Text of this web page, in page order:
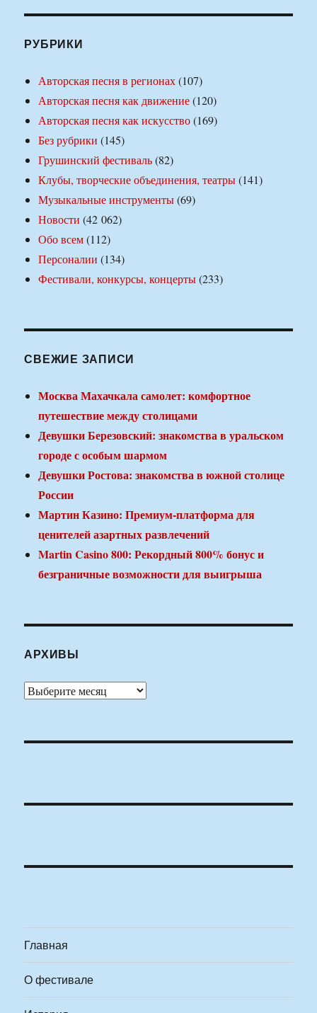
РУБРИКИ
Авторская песня в регионах(107)
Авторская песня как движение(120)
Авторская песня как искусство(169)
Без рубрики (145)
Грушинский фестиваль(82)
Клубы, творческие объединения, театры(141)
Музыкальные инструменты(69)
Новости (42 062)
Обо всем(112)
Персоналии (134)
Фестивали, конкурсы, концерты(233)
СВЕЖИЕ ЗАПИСИ
Москва Махачкала самолет: комфортное
путешествие между столицами
Девушки Березовский: знакомства в уральском
городе с особым шармом
Девушки Ростова: знакомства в южной столице
России
Мартин Казино: Премиум-платформа для
ценителей азартных развлечений
Martin Casino 800: Рекордный 800% бонус и
безграничные возможности для выигрыша
АРХИВЫ
Архивы
Главная
О фестивале